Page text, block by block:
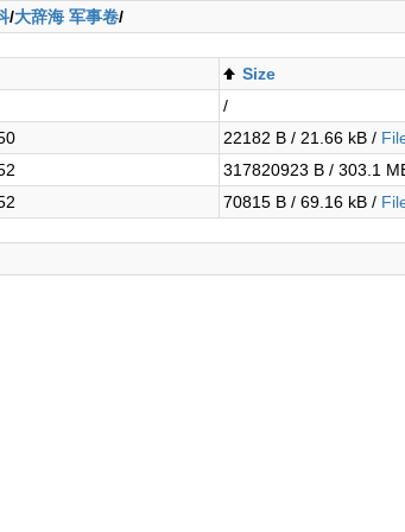
/大辞海 军事卷/
Size
/
22182 B / 21.66 kB /
317820923 B / 303.1
70815 B / 69.16 kB /